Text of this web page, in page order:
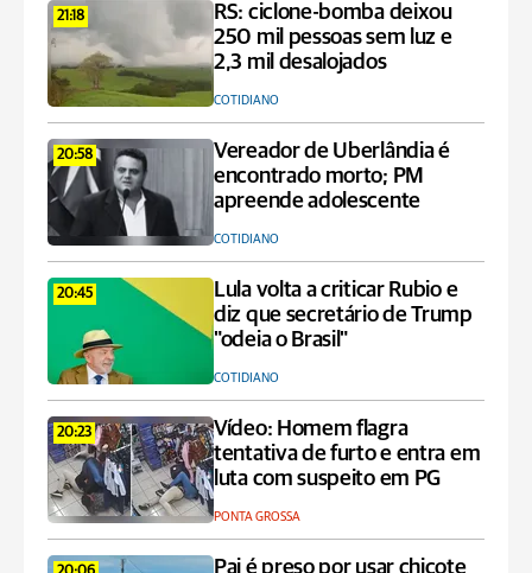
21:18
RS: ciclone-bomba deixou
250 mil pessoas sem luz e
2,3 mil desalojados
COTIDIANO
20:58
Vereador de Uberlândia é
encontrado morto; PM
apreende adolescente
COTIDIANO
20:45
Lula volta a criticar Rubio e
diz que secretário de Trump
"odeia o Brasil"
COTIDIANO
20:23
Vídeo: Homem flagra
tentativa de furto e entra em
luta com suspeito em PG
PONTA GROSSA
Pai é preso por usar chicote